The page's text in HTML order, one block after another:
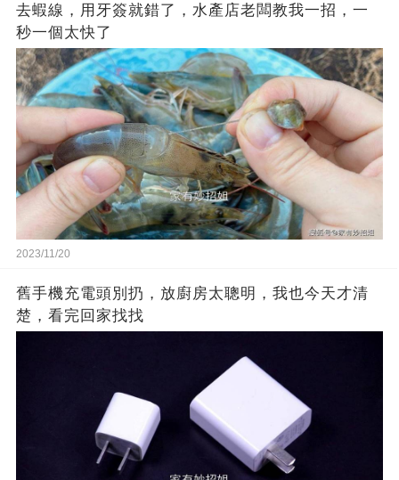
去蝦線，用牙簽就錯了，水產店老闆教我一招，一
秒一個太快了
2023/11/20
舊手機充電頭別扔，放廚房太聰明，我也今天才清
楚，看完回家找找